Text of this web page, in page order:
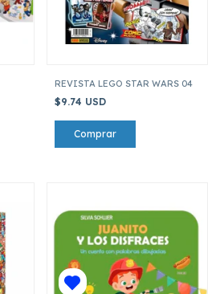
REVISTA LEGO STAR WARS 04
$9.74 USD